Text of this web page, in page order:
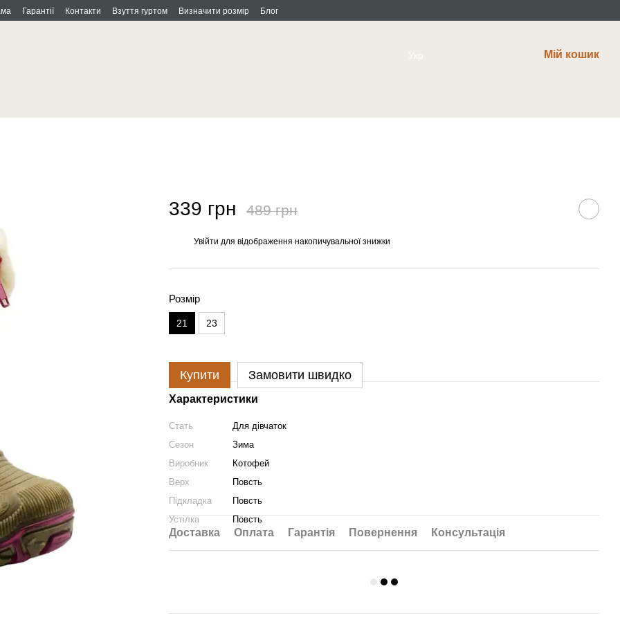
Гарантії Контакти Взуття гуртом Визначити розмір Блог
Укр Мій кошик
339 грн 489 грн
Увійти для відображення накопичувальної знижки
Розмір
21 23
Купити Замовити швидко
Характеристики
Стать
Для дівчаток
Сезон
Зима
Виробник
Котофей
Верх
Повсть
Підкладка
Повсть
Устілка
Повсть
Доставка Оплата Гарантія Повернення Консультація